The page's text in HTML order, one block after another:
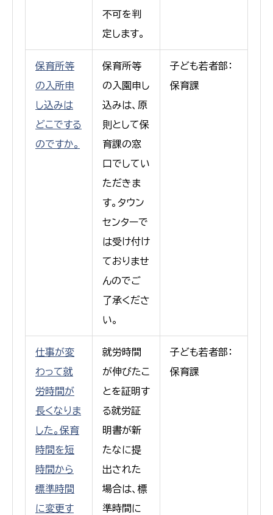
不可を判
定します。
保育所等
の入所申
し込みは
どこでする
のですか。
保育所等
の入園申し
込みは、原
則として保
育課の窓
口でしてい
ただきま
す。タウン
センターで
は受け付け
ておりませ
んのでご
了承くださ
い。
子ども若者部：
保育課
仕事が変
わって就
労時間が
長くなりま
した。保育
時間を短
時間から
標準時間
に変更す
就労時間
が伸びたこ
とを証明す
る就労証
明書が新
たなに提
出された
場合は、標
準時間に
子ども若者部：
保育課